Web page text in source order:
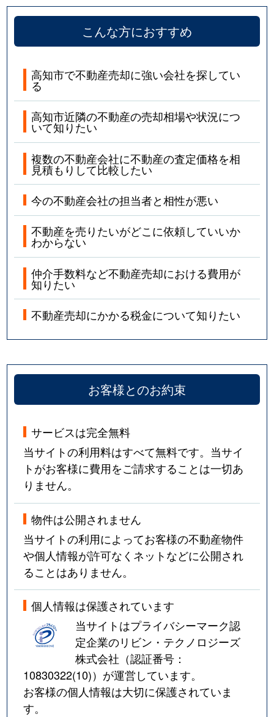
こんな方におすすめ
高知市で不動産売却に強い会社を探してい
る
高知市近隣の不動産の売却相場や状況につ
いて知りたい
複数の不動産会社に不動産の査定価格を相
見積もりして比較したい
今の不動産会社の担当者と相性が悪い
不動産を売りたいがどこに依頼していいか
わからない
仲介手数料など不動産売却における費用が
知りたい
不動産売却にかかる税金について知りたい
お客様とのお約束
サービスは完全無料
当サイトの利用料はすべて無料です。当サイ
トがお客様に費用をご請求することは一切あ
りません。
物件は公開されません
当サイトの利用によってお客様の不動産物件
や個人情報が許可なくネットなどに公開され
ることはありません。
個人情報は保護されています
当サイトはプライバシーマーク認
定企業のリビン・テクノロジーズ
株式会社（認証番号：
10830322(10)）が運営しています。
お客様の個人情報は大切に保護されていま
す。